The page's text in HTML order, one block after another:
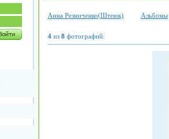
Анна Резниченко(Штеюк) Альбомы
4из 8фотографий: